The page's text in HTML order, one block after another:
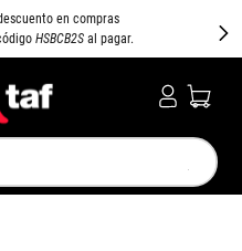
en compras
HSBCB2Sal pagar.